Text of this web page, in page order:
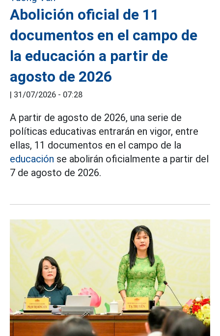
Abolición oficial de 11
documentos en el campo de
la educación a partir de
agosto de 2026
| 31/07/2026 - 07:28
A partir de agosto de 2026, una serie de
políticas educativas entrarán en vigor, entre
ellas, 11 documentos en el campo de la
educación se abolirán oficialmente a partir del
7 de agosto de 2026.